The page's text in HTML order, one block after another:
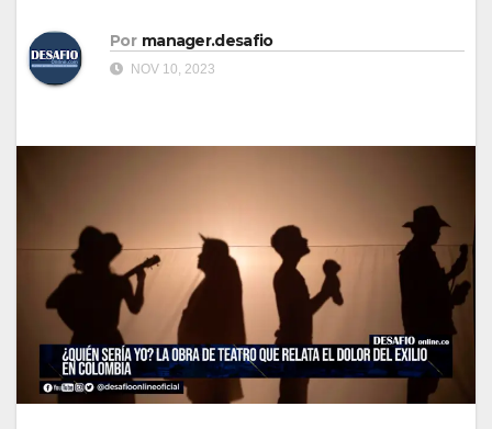
Por manager.desafio
NOV 10, 2023